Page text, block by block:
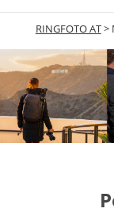
RINGFOTO AT>